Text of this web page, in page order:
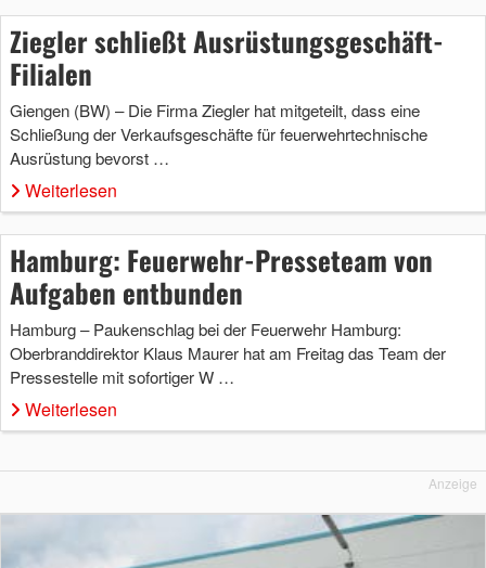
Ziegler schließt Ausrüstungsgeschäft-
Filialen
Giengen (BW) – Die Firma Ziegler hat mitgeteilt, dass eine
Schließung der Verkaufsgeschäfte für feuerwehrtechnische
Ausrüstung bevorst …
Weiterlesen
Hamburg: Feuerwehr-Presseteam von
Aufgaben entbunden
Hamburg – Paukenschlag bei der Feuerwehr Hamburg:
Oberbranddirektor Klaus Maurer hat am Freitag das Team der
Pressestelle mit sofortiger W …
Weiterlesen
Anzeige